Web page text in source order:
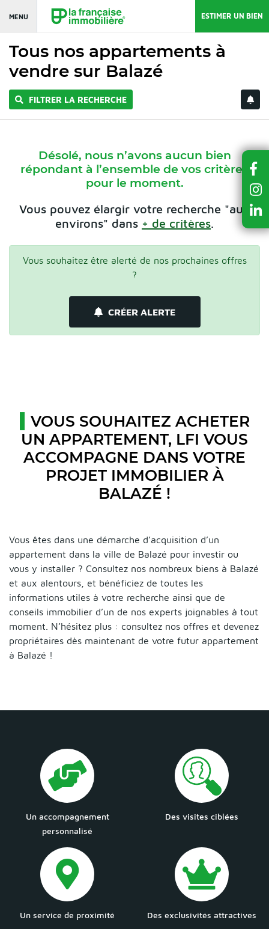
MENU ESTIMER UN BIEN
Tous nos appartements à
vendre sur Balazé
FILTRER LA RECHERCHE
Désolé, nous n’avons aucun bien
répondant à l’ensemble de vos critères
pour le moment.
Vous pouvez élargir votre recherche "aux
environs" dans + de critères.
Vous souhaitez être alerté de nos prochaines offres
?
CRÉER ALERTE
VOUS SOUHAITEZ ACHETER
UN APPARTEMENT, LFI VOUS
ACCOMPAGNE DANS VOTRE
PROJET IMMOBILIER À
BALAZÉ !
Vous êtes dans une démarche d’acquisition d’un
appartement dans la ville de Balazé pour investir ou
vous y installer ? Consultez nos nombreux biens à Balazé
et aux alentours, et bénéficiez de toutes les
informations utiles à votre recherche ainsi que de
conseils immobilier d’un de nos experts joignables à tout
moment. N’hésitez plus : consultez nos offres et devenez
propriétaires dès maintenant de votre futur appartement
à Balazé !
Un accompagnement
personnalisé
Des visites ciblées
Un service de proximité Des exclusivités attractives